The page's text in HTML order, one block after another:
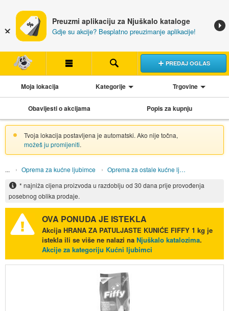
Preuzmi aplikaciju za Njuškalo kataloge
Gdje su akcije? Besplatno preuzimanje aplikacije!
PREDAJ OGLAS
Moja lokacija Kategorije Trgovine
Obavijesti o akcijama Popis za kupnju
Tvoja lokacija postavljena je automatski. Ako nije točna,
možeš ju promijeniti.
Oprema za kućne ljubimce
Oprema za ostale kućne ljubimce
* najniža cijena proizvoda u razdoblju od 30 dana prije provođenja
posebnog oblika prodaje.
OVA PONUDA JE ISTEKLA
Akcija HRANA ZA PATULJASTE KUNIĆE FIFFY 1 kg je
istekla ili se više ne nalazi na Njuškalo katalozima.
Akcije za kategoriju Kućni ljubimci